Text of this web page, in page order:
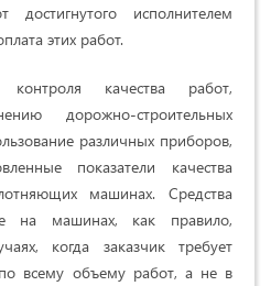
исполнителем
этих работ.
качества работ,
дорожно-строительных
различных приборов,
показатели качества
машинах. Средства
на машинах, как правило,
когда заказчик требует
всему объему работ, а не в